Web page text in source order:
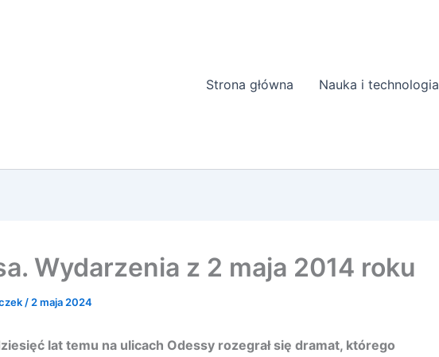
Strona główna Nauka i technologia
Wydarzenia z 2 maja 2014 roku
/ 2 maja 2024
lat temu na ulicach Odessy rozegrał się dramat, którego